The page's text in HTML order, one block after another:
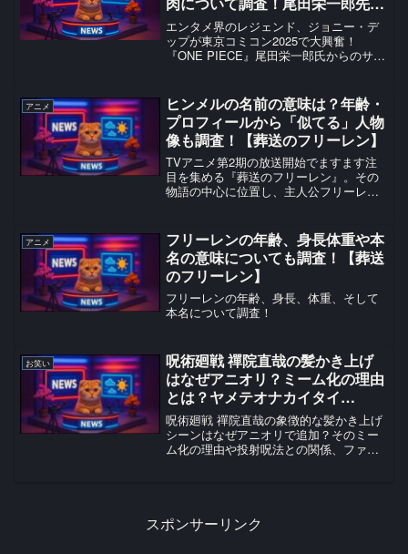
からのサプライズ、平田広明さん
との関係にも迫る！
エンタメ界のレジェンド、ジョニー・デ
ップが東京コミコン2025で大興奮！
『ONE PIECE』尾田栄一郎氏からのサプ
です。
アニメ
ヒンメルの名前の意味は？年齢・
プロフィールから「似てる」人物
像も調査！【葬送のフリーレン】
TVアニメ第2期の放送開始でますます注
目を集める『葬送のフリーレン』。その
物語の中心に位置し、主人公フリーレン
メルの本名、年齢、生年月日、プロフィ
ール、さらには「似てる...
アニメ
フリーレンの年齢、身長体重や本
名の意味についても調査！【葬送
のフリーレン】
フリーレンの年齢、身長、体重、そして
本名について調査！
お笑い
呪術廻戦 禪院直哉の髪かき上げ
はなぜアニオリ？ミーム化の理由
とは？ヤメテオナカイタイ…
呪術廻戦 禪院直哉の象徴的な髪かき上げ
シーンはなぜアニオリで追加？そのミー
ム化の理由や投射呪法との関係、ファン
スポンサーリンク